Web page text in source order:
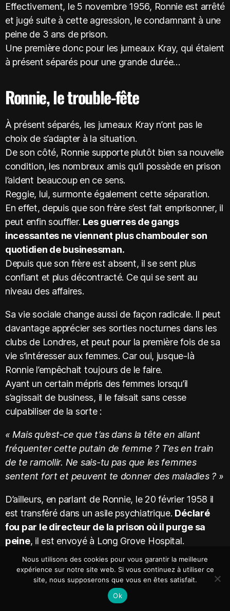
Effectivement, le 5 novembre 1956, Ronnie est arrêté
et jugé suite à cette agression, le condamnant à une
peine de 3 ans de prison.
Une première donc pour les jumeaux Kray, qui étaient
à présent séparés pour une grande durée…
Ronnie, le trouble-fête
À présent séparés, les jumeaux Kray n’ont pas le
choix de s’adapter à la situation.
De son côté, Ronnie supporte plutôt bien sa nouvelle
condition, les nombreux amis qu’il possède en prison
l’aident beaucoup en ce sens.
Reggie, lui, surmonte également cette séparation.
En effet, depuis que son frère s’est fait emprisonner, il
peut enfin souffler. Les guerres de gangs
incessantes ne viennent plus chambouler son
quotidien de businessman.
Depuis que son frère est absent, il se sent plus
confiant et plus décontracté. Ce qui se sent au
niveau des affaires.
Sa vie sociale change aussi de façon radicale. Il peut
davantage apprécier ses sorties nocturnes dans les
clubs de Londres, et peut pour la première fois de sa
vie s’intéresser aux femmes. Car oui, jusque-là
Ronnie l’empêchait toujours de le faire.
Ayant un certain mépris des femmes lorsqu’il
s’agissait de business, il le faisait sans cesse
culpabiliser de la sorte :
« Mais qu’est-ce que t’as dans la tête en allant
fréquenter cette putain de femme ? T’es en train
de te ramollir. Ne sais-tu pas que les femmes
sentent fort et peuvent te donner des maladies ? »
D’ailleurs, en parlant de Ronnie, le 20 février 1958 il
est transféré dans un asile psychiatrique. Déclaré
fou par le directeur de la prison où il purge sa
peine, il est envoyé à Long Grove Hospital.
Lors de ce séjour en asile, les médecins lui
diagnostiquent en effet un cas de schizophrénie et
de paranoïa. Selon eux, Ronnie ne peut être
entièrement guéri de ses troubles psychotiques.
Nous utilisons des cookies pour vous garantir la meilleure
expérience sur notre site web. Si vous continuez à utiliser ce
site, nous supposerons que vous en êtes satisfait.
Ok